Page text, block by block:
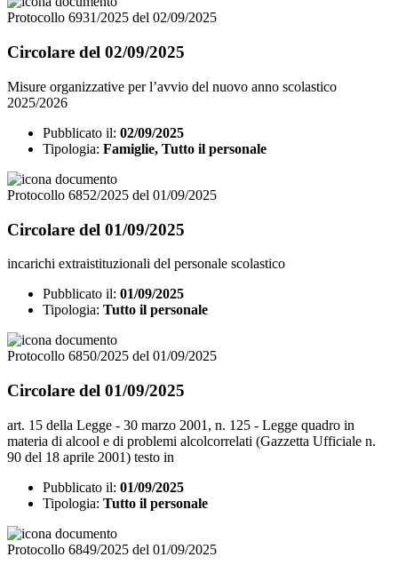
Protocollo 6931/2025 del 02/09/2025
Circolare del 02/09/2025
Misure organizzative per l’avvio del nuovo anno scolastico
2025/2026
Pubblicato il: 02/09/2025
Tipologia: Famiglie, Tutto il personale
Protocollo 6852/2025 del 01/09/2025
Circolare del 01/09/2025
incarichi extraistituzionali del personale scolastico
Pubblicato il: 01/09/2025
Tipologia: Tutto il personale
Protocollo 6850/2025 del 01/09/2025
Circolare del 01/09/2025
art. 15 della Legge - 30 marzo 2001, n. 125 - Legge quadro in
materia di alcool e di problemi alcolcorrelati (Gazzetta Ufficiale n.
90 del 18 aprile 2001) testo in
Pubblicato il: 01/09/2025
Tipologia: Tutto il personale
Protocollo 6849/2025 del 01/09/2025